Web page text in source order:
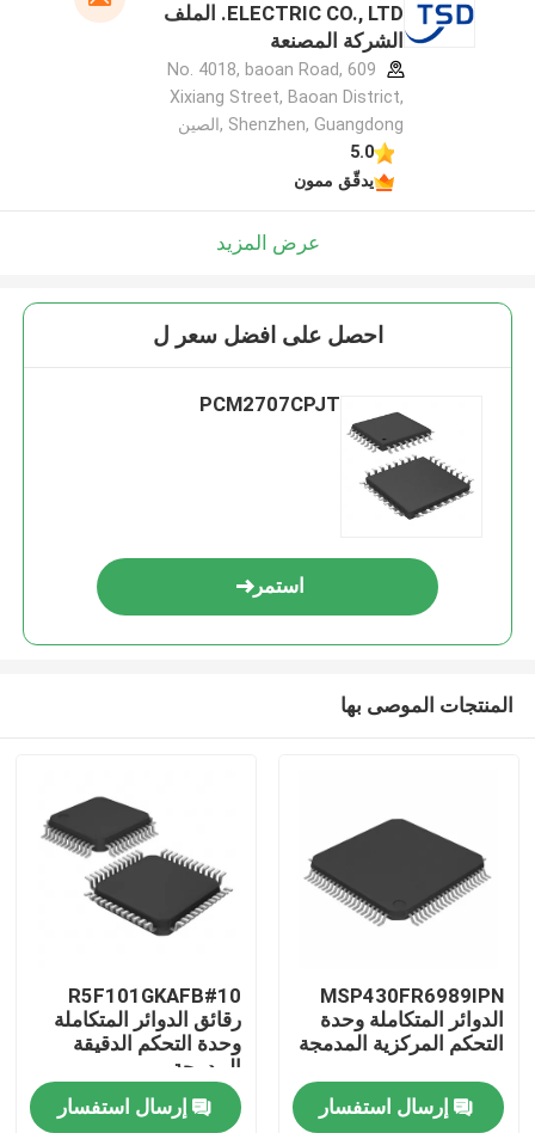
ELECTRIC CO., LTD. الملف
الشركة المصنعة
609 No. 4018, baoan Road,
Xixiang Street, Baoan District,
Shenzhen, Guangdong ,الصين
5.0
يدقّق ممون
عرض المزيد
احصل على افضل سعر ل
PCM2707CPJT
استمر
المنتجات الموصى بها
MSP430FR6989IPN
الدوائر المتكاملة وحدة
التحكم المركزية المدمجة
إرسال استفسار
R5F101GKAFB#10
رقائق الدوائر المتكاملة
وحدة التحكم الدقيقة
المدمجة
إرسال استفسار